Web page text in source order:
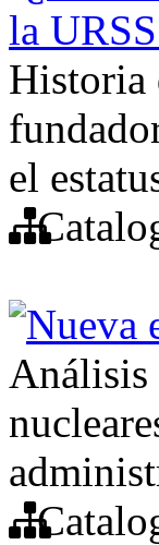
la
Historia
el
Nueva
Análisis